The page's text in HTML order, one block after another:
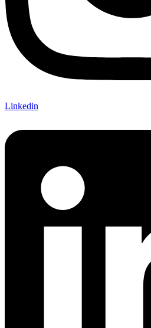
Linkedin